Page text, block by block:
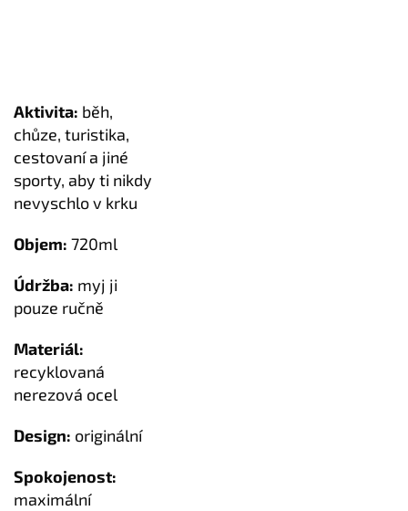
Aktivita: běh,
chůze, turistika,
cestovaní a jiné
sporty, aby ti nikdy
nevyschlo v krku
Objem: 720ml
Údržba: myj ji
pouze ručně
Materiál:
recyklovaná
nerezová ocel
Design: originální
Spokojenost:
maximální